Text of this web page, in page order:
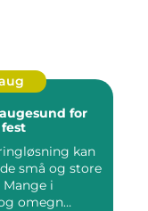
for
kan
små og store
i
omegn